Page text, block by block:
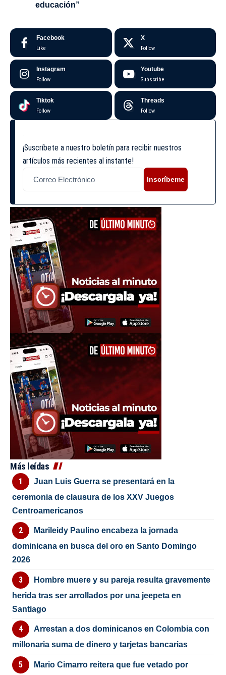
educación”
Facebook
Like
X
Follow
Instagram
Follow
Youtube
Subscribe
Tiktok
Follow
Threads
Follow
¡Suscríbete a nuestro boletín para recibir nuestros
artículos más recientes al instante!
Inscríbeme
Más leídas
Juan Luis Guerra se presentará en la
ceremonia de clausura de los XXV Juegos
Centroamericanos
Marileidy Paulino encabeza la jornada
dominicana en busca del oro en Santo Domingo
2026
Hombre muere y su pareja resulta gravemente
herida tras ser arrollados por una jeepeta en
Santiago
Arrestan a dos dominicanos en Colombia con
millonaria suma de dinero y tarjetas bancarias
Mario Cimarro reitera que fue vetado por